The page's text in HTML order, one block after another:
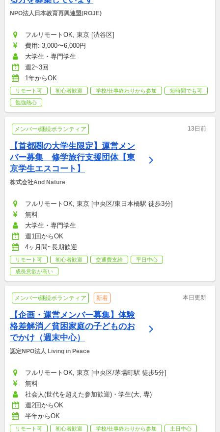
NPO法人日本教育再興連盟(ROJE)
フルリモートOK, 東京 [渋谷区]
費用: 3,000〜6,000円
大学生・専門学生
週2~3回
1年からOK
リモート可 初心者歓迎 学校/仕事終わりから参加
短時間でも可
勉強熱心
メンバー/継続ボランティア 13日前
【首都圏の大学生限定】運営メン
バー募集　修学旅行支援団体【東
京学生エスコート】
株式会社And Nature
フルリモートOK, 東京 [中央区/東日本橋駅 徒歩3分]
無料
大学生・専門学生
週1回からOK
4ヶ月間~長期歓迎
リモート可 初心者歓迎 交通費支給
平日中心
成長意欲が高い
メンバー/継続ボランティア 新着 本日更新
【企画・運営メンバー募集】体験
格差解消／貧困家庭の子どものお
でかけ（週末中心）
認定NPO法人 Living in Peace
フルリモートOK, 東京 [中央区/茅場町駅 徒歩5分]
無料
社会人(世代を超えた参加歓迎)・学生(大, 専)
週2回からOK
半年からOK
リモート可 初心者歓迎 学校/仕事終わりから参加
土日中心